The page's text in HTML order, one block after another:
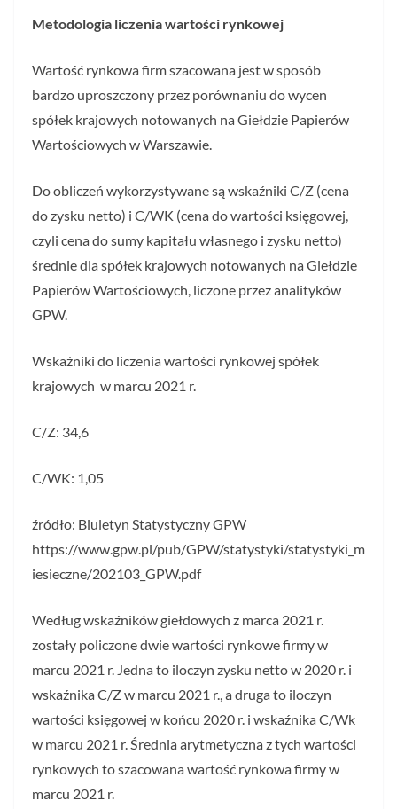
Metodologia liczenia wartości rynkowej
Wartość rynkowa firm szacowana jest w sposób
bardzo uproszczony przez porównaniu do wycen
spółek krajowych notowanych na Giełdzie Papierów
Wartościowych w Warszawie.
Do obliczeń wykorzystywane są wskaźniki C/Z (cena
do zysku netto) i C/WK (cena do wartości księgowej,
czyli cena do sumy kapitału własnego i zysku netto)
średnie dla spółek krajowych notowanych na Giełdzie
Papierów Wartościowych, liczone przez analityków
GPW.
Wskaźniki do liczenia wartości rynkowej spółek
krajowych w marcu 2021 r.
C/Z: 34,6
C/WK: 1,05
źródło: Biuletyn Statystyczny GPW
https://www.gpw.pl/pub/GPW/statystyki/statystyki_m
iesieczne/202103_GPW.pdf
Według wskaźników giełdowych z marca 2021 r.
zostały policzone dwie wartości rynkowe firmy w
marcu 2021 r. Jedna to iloczyn zysku netto w 2020 r. i
wskaźnika C/Z w marcu 2021 r., a druga to iloczyn
wartości księgowej w końcu 2020 r. i wskaźnika C/Wk
w marcu 2021 r. Średnia arytmetyczna z tych wartości
rynkowych to szacowana wartość rynkowa firmy w
marcu 2021 r.